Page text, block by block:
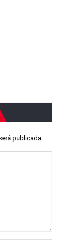
publicada.